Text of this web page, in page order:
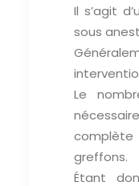
Il s’agit
sous
Le
greffons.
Étant